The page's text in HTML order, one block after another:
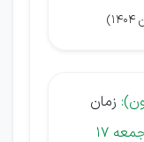
زمان
روز جمعه 17